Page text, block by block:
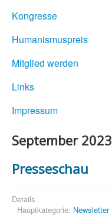
Kongresse
Humanismuspreis
Mitglied werden
Links
Impressum
September 2023
Presseschau
Details
Hauptkategorie: Newsletter